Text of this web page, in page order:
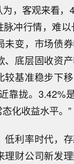
，客观来看，
冲行情，难以
未变，市场债
底层固收资产
较基准稳步下
靠拢。3.42%
化收益水平。”
低利率时代，
理财公司新发